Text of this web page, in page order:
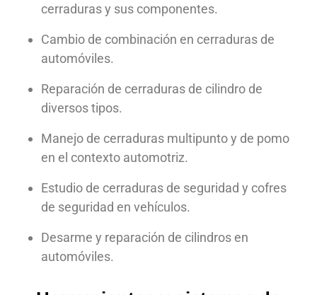
cerraduras y sus componentes.
Cambio de combinación en cerraduras de
automóviles.
Reparación de cerraduras de cilindro de
diversos tipos.
Manejo de cerraduras multipunto y de pomo
en el contexto automotriz.
Estudio de cerraduras de seguridad y cofres
de seguridad en vehículos.
Desarme y reparación de cilindros en
automóviles.